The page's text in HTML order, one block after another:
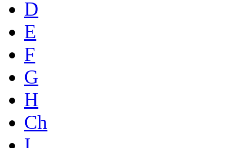
D
E
F
G
H
Ch